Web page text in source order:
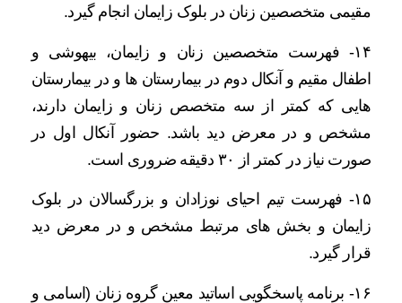
مقیمی متخصصین زنان در بلوک زایمان انجام گیرد.
۱۴- فهرست متخصصین زنان و زایمان، بیهوشی و
اطفال مقیم و آنکال دوم در بیمارستان ها و در بیمارستان
هایی که کمتر از سه متخصص زنان و زایمان دارند،
مشخص و در معرض دید باشد. حضور آنکال اول در
صورت نیاز در کمتر از ۳۰ دقیقه ضروری است.
۱۵- فهرست تیم احیای نوزادان و بزرگسالان در بلوک
زایمان و بخش های مرتبط مشخص و در معرض دید
قرار گیرد.
۱۶- برنامه پاسخگویی اساتید معین گروه زنان (اسامی و